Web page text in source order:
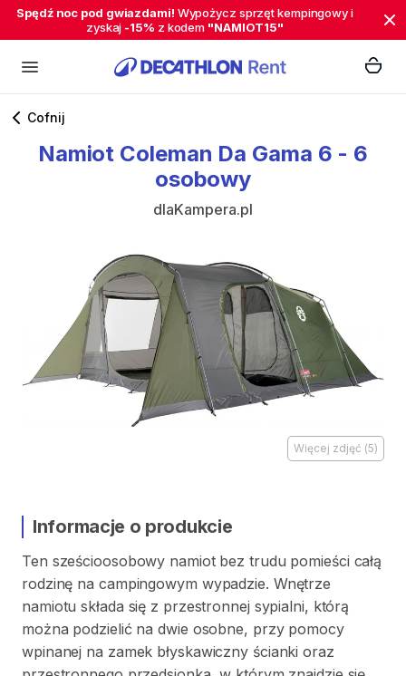
Spędź noc pod gwiazdami! Wypożycz sprzęt kempingowy i
zyskaj -15% z kodem "NAMIOT15"
Cofnij
Namiot Coleman Da Gama 6 - 6
osobowy
dlaKampera.pl
Więcej zdjęć (5)
Informacje o produkcie
Ten sześcioosobowy namiot bez trudu pomieści całą
rodzinę na campingowym wypadzie. Wnętrze
namiotu składa się z przestronnej sypialni​,​ którą
można podzielić na dwie osobne​,​ przy pomocy
wpinanej na zamek błyskawiczny ścianki oraz